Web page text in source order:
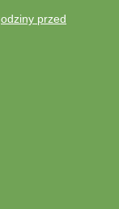
przed